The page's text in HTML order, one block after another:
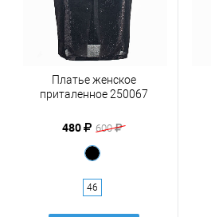
Платье женское
приталенное 250067
480 600
46